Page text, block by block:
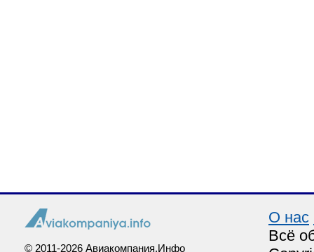
© 2011-2026 Авиакомпания.Инфо
О нас
Всё